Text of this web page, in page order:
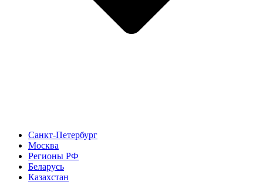
Санкт-Петербург
Москва
Регионы РФ
Беларусь
Казахстан